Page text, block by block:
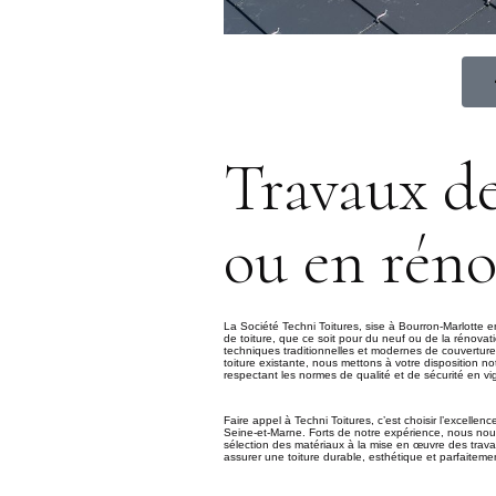
Travaux
ou en
La Société Techni Toitures, sise à Bourron-Marlotte
de toiture, que ce soit pour du neuf ou de la
techniques traditionnelles et modernes de
toiture existante, nous mettons à votre disposition
respectant les normes de qualité et de sécurité en
Faire appel à Techni Toitures, c’est choisir
Seine-et-Marne. Forts de notre expérience, nous
sélection des matériaux à la mise en œuvre des
assurer une toiture durable, esthétique et